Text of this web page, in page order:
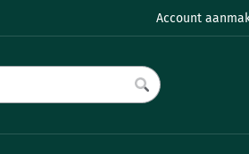
Account